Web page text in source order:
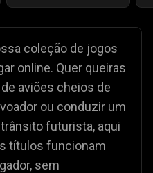
coleção de jogos
online. Quer queiras
aviões cheios de
ou conduzir um
futurista, aqui
títulos funcionam
sem